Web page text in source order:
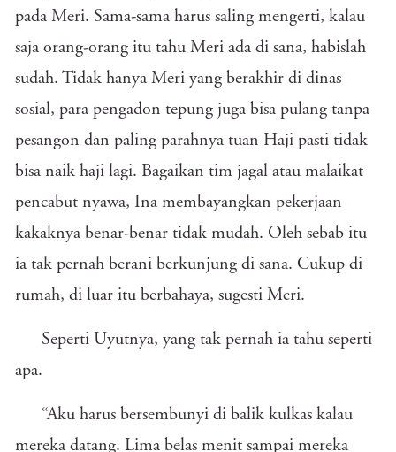
pada Meri. Sama-sama harus saling mengerti, kalau
saja orang-orang itu tahu Meri ada di sana, habislah
sudah. Tidak hanya Meri yang berakhir di dinas
sosial, para pengadon tepung juga bisa pulang tanpa
pesangon dan paling parahnya tuan Haji pasti tidak
bisa naik haji lagi. Bagaikan tim jagal atau malaikat
pencabut nyawa, Ina membayangkan pekerjaan
kakaknya benar-benar tidak mudah. Oleh sebab itu
ia tak pernah berani berkunjung di sana. Cukup di
rumah, di luar itu berbahaya, sugesti Meri.
Seperti Uyutnya, yang tak pernah ia tahu seperti
apa.
“Aku harus bersembunyi di balik kulkas kalau
mereka datang. Lima belas menit sampai mereka